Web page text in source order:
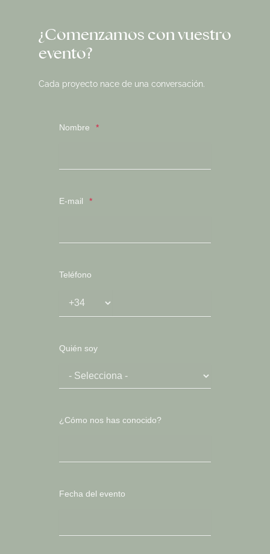
¿Comenzamos con vuestro
evento?
Cada proyecto nace de una conversación.